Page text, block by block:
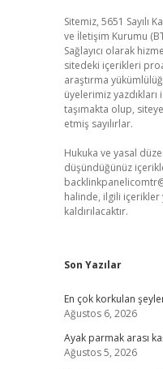
Sitemiz, 5651 Sayılı
ve İletişim Kurumu
Sağlayıcı olarak
sitedeki içerikleri
araştırma
üyelerimiz
taşımakta olup,
etmiş sayılırlar.
Hukuka ve yasal
düşündüğünüz
halinde, ilgili
kaldırılacaktır.
Son Yazılar
En çok korkulan
Ağustos 6, 2026
Ayak parmak arası
Ağustos 5, 2026